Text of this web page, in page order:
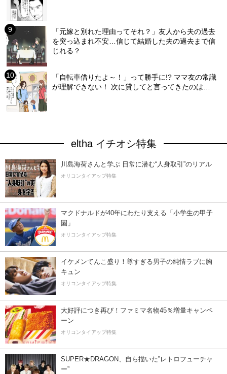
「元嫁と別れた理由ってそれ？」友人から夫の過去
を突っ込まれ不安…信じて結婚した夫の過去まで信
じれる？
「自転車借りたよ～！」って勝手に!? ママ友の常識
が理解できない！ 次に貸してと言ってきたのは…
eltha イチオシ特集
川島海荷さんと学ぶ 日常に潜む“人身取引”のリアル
オリコンタイアップ特集
マクドナルドが40年にわたり支える「小学生の甲子
園」
オリコンタイアップ特集
イケメンてんこ盛り！尊すぎる男子の純情ラブに胸
キュン
オリコンタイアップ特集
大好評につき再び！ファミマ名物45％増量キャンペ
ーン
オリコンタイアップ特集
SUPER★DRAGON、自ら描いた”レトロフューチャ
ー”